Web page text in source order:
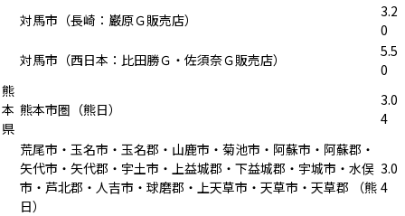
対馬市（長崎：巌原Ｇ販売店）
3.2
0
対馬市（西日本：比田勝Ｇ・佐須奈Ｇ販売店）
5.5
0
熊
本
県
熊本市圏（熊日）
3.0
4
荒尾市・玉名市・玉名郡・山鹿市・菊池市・阿蘇市・阿蘇郡・
矢代市・矢代郡・宇土市・上益城郡・下益城郡・宇城市・水俣
市・芦北郡・人吉市・球磨郡・上天草市・天草市・天草郡 （熊
日）
3.0
4